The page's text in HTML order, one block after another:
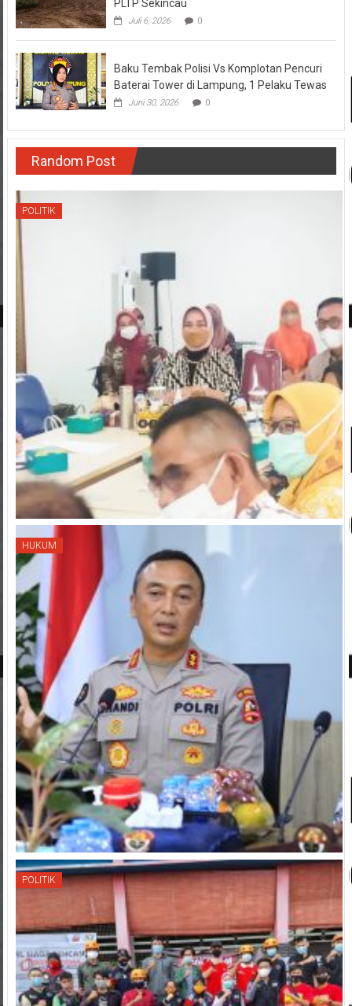
PLTP Sekincau
Juli 6, 2026 0
Baku Tembak Polisi Vs Komplotan Pencuri
Baterai Tower di Lampung, 1 Pelaku Tewas
Juni 30, 2026 0
Random Post
POLITIK
HUKUM
POLITIK